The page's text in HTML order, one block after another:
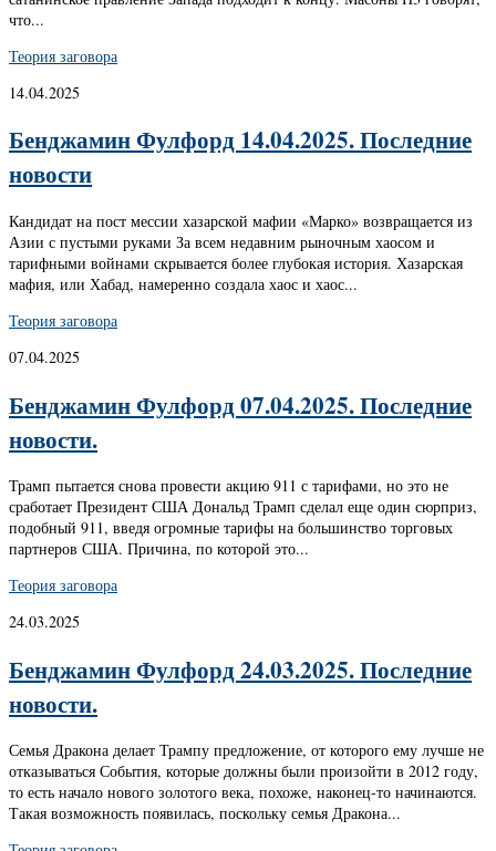
что...
Теория заговора
14.04.2025
Бенджамин Фулфорд 14.04.2025. Последние
новости
Кандидат на пост мессии хазарской мафии «Марко» возвращается из
Азии с пустыми руками За всем недавним рыночным хаосом и
тарифными войнами скрывается более глубокая история. Хазарская
мафия, или Хабад, намеренно создала хаос и хаос...
Теория заговора
07.04.2025
Бенджамин Фулфорд 07.04.2025. Последние
новости.
Трамп пытается снова провести акцию 911 с тарифами, но это не
сработает Президент США Дональд Трамп сделал еще один сюрприз,
подобный 911, введя огромные тарифы на большинство торговых
партнеров США. Причина, по которой это...
Теория заговора
24.03.2025
Бенджамин Фулфорд 24.03.2025. Последние
новости.
Семья Дракона делает Трампу предложение, от которого ему лучше не
отказываться События, которые должны были произойти в 2012 году,
то есть начало нового золотого века, похоже, наконец-то начинаются.
Такая возможность появилась, поскольку семья Дракона...